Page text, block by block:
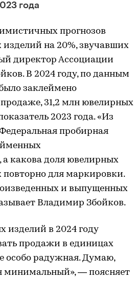
года
прогнозов
на 20%, звучавших
директор Ассоциации
В 2024 году, по данным
заклеймено
31,2 млн ювелирных
2023 года. «Из
пробирная
какова доля ювелирных
повторно для маркировки.
и выпущенных
Владимир Збойков.
изделий в 2024 году
продажи в единицах
особо радужная. Думаю,
минимальный», — поясняет